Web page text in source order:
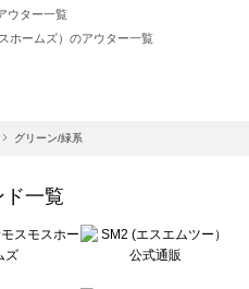
ウター一覧
ホームズ）のアウター一覧
サマンサモスモス）のアウター一覧
ルー）のアウター一覧
アウター一覧
グリーン/緑系
ド一覧